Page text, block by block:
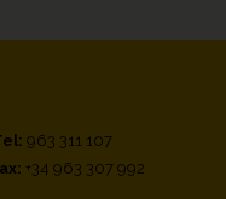
963 311 107
+34 963 307 992